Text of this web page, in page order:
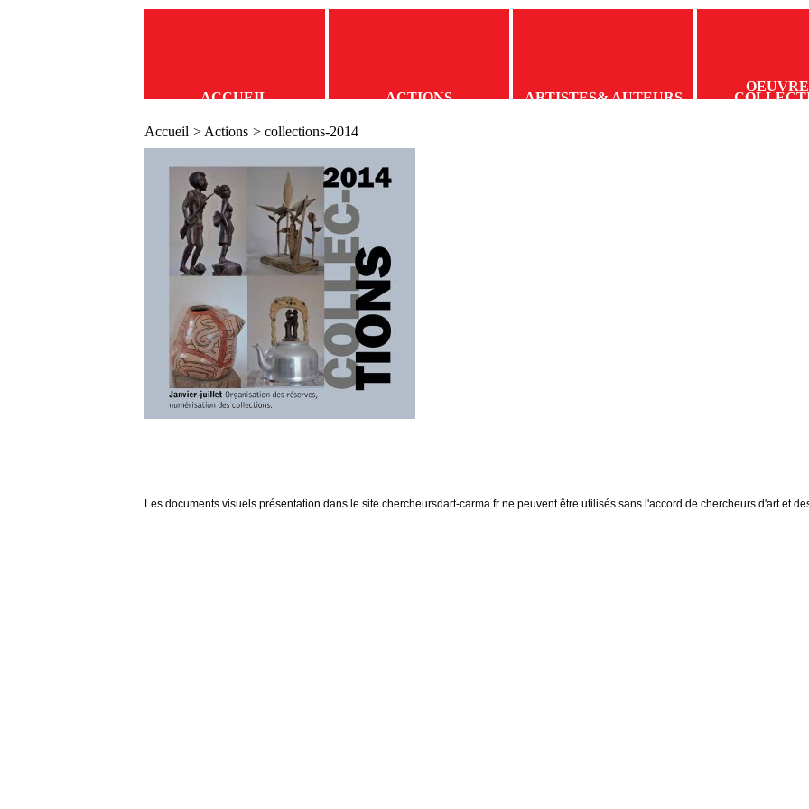
ACCUEIL ACTIONS ARTISTES& AUTEURS
Accueil > Actions > collections-2014
Les documents visuels présentation dans le site chercheursdart-carma.fr ne peuvent être utilisés sans l'accord de chercheurs d'art et